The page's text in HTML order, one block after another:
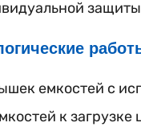
емкостей с
к